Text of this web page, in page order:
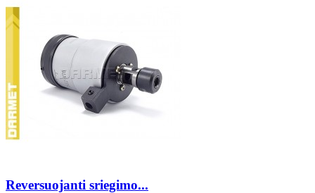
Reversuojanti sriegimo...